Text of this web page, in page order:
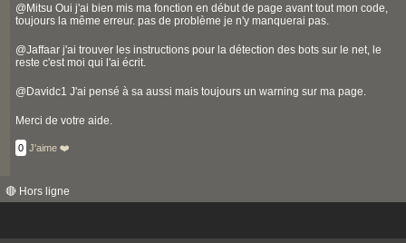
@Mitsu Oui j'ai bien mis ma fonction en début de page avant tout mon code,
toujours la même erreur. pas de problème je n'y manquerai pas.
@Jaffaar j'ai trouver les instructions pour la détection des bots sur le net, le
reste c'est moi qui l'ai écrit.
@Davidc1 J'ai pensé à sa aussi mais toujours un warning sur ma page.
Merci de votre aide.
0 J'aime ❤️
🔴 Hors ligne